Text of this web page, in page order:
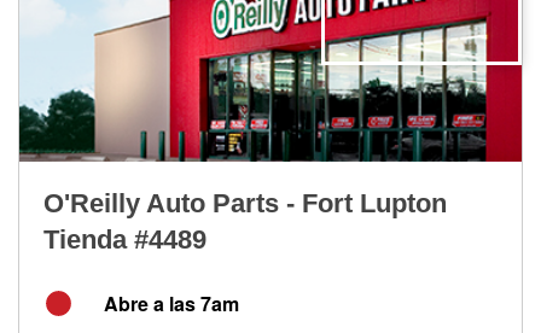
O'Reilly Auto Parts - Fort Lupton
Tienda #4489
Abre a las 7am